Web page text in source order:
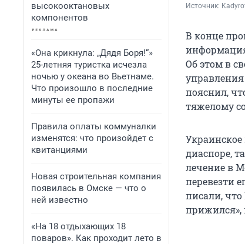
высокооктановых
компонентов
«Она крикнула: „Дядя Боря!“»
25-летняя туристка исчезла
ночью у океана во Вьетнаме.
Что произошло в последние
минуты ее пропажи
Правила оплаты коммуналки
изменятся: что произойдет с
квитанциями
Новая строительная компания
появилась в Омске — что о
ней известно
«На 18 отдыхающих 18
поваров». Как проходит лето в
Источник:
В конце
Об этом в
пояснил,
тяжелому
Украинское
диаспоре,
лечение в
перевезти
писали,
прижился»,